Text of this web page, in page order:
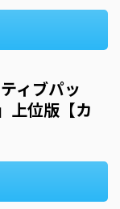
ィブパッ
上位版【カ